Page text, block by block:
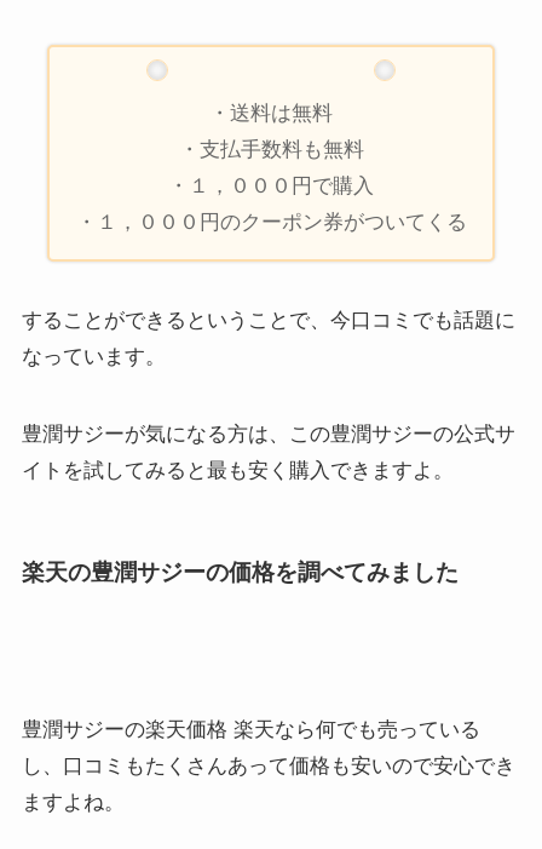
・送料は無料
・支払手数料も無料
・１，０００円で購入
・１，０００円のクーポン券がついてくる
することができるということで、今口コミでも話題に
なっています。
豊潤サジーが気になる方は、この豊潤サジーの公式サ
イトを試してみると最も安く購入できますよ。
楽天の豊潤サジーの価格を調べてみました
豊潤サジーの楽天価格 楽天なら何でも売っている
し、口コミもたくさんあって価格も安いので安心でき
ますよね。